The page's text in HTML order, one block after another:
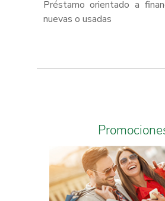
Préstamo orientado a
nuevas o usadas